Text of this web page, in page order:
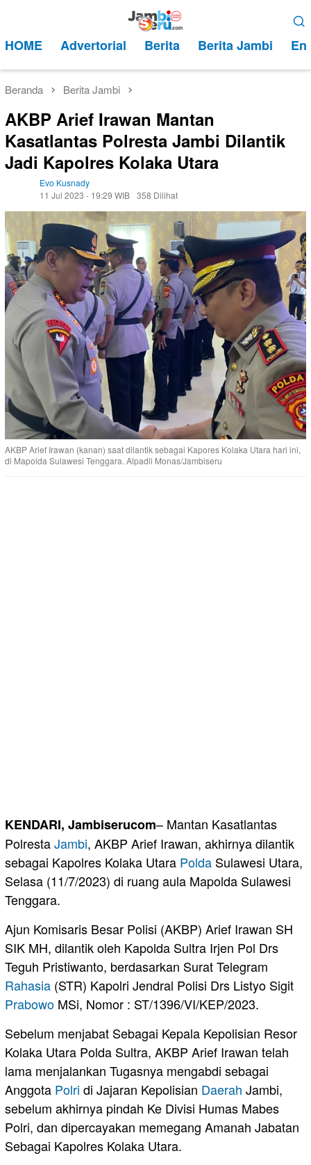
kontenMobile
HOME Advertorial Berita Berita Jambi
Beranda Berita Jambi
AKBP Arief Irawan Mantan
Kasatlantas Polresta Jambi Dilantik
Jadi Kapolres Kolaka Utara
Evo Kusnady
11 Jul 2023 - 19:29 WIB 358 Dilihat
AKBP Arief Irawan (kanan) saat dilantik sebagai Kapores Kolaka Utara hari ini,
di Mapolda Sulawesi Tenggara. Alpadli Monas/Jambiseru
KENDARI, Jambiserucom– Mantan Kasatlantas
PolrestaJambi, AKBP Arief Irawan, akhirnya dilantik
sebagai Kapolres Kolaka Utara Polda Sulawesi Utara,
Selasa (11/7/2023) di ruang aula Mapolda Sulawesi
Tenggara.
Ajun Komisaris Besar Polisi (AKBP) Arief Irawan SH
SIK MH, dilantik oleh Kapolda Sultra Irjen Pol Drs
Teguh Pristiwanto, berdasarkan Surat Telegram
Rahasia (STR) Kapolri Jendral Polisi Drs Listyo Sigit
Prabowo MSi, Nomor : ST/1396/VI/KEP/2023.
Sebelum menjabat Sebagai Kepala Kepolisian Resor
Kolaka Utara Polda Sultra, AKBP Arief Irawan telah
lama menjalankan Tugasnya mengabdi sebagai
Anggota Polri di Jajaran Kepolisian Daerah Jambi,
sebelum akhirnya pindah Ke Divisi Humas Mabes
Polri, dan dipercayakan memegang Amanah Jabatan
Sebagai Kapolres Kolaka Utara.